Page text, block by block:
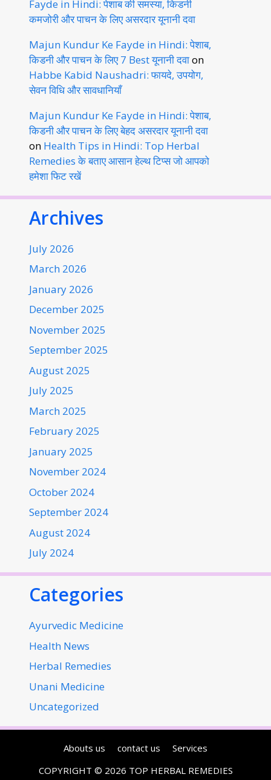
Fayde in Hindi: पेशाब की समस्या, किडनी
कमजोरी और पाचन के लिए असरदार यूनानी दवा
Majun Kundur Ke Fayde in Hindi: पेशाब,
किडनी और पाचन के लिए 7 Best यूनानी दवाon
Habbe Kabid Naushadri: फायदे, उपयोग,
सेवन विधि और सावधानियाँ
Majun Kundur Ke Fayde in Hindi: पेशाब,
किडनी और पाचन के लिए बेहद असरदार यूनानी दवा
on Health Tips in Hindi: Top Herbal
Remedies के बताए आसान हेल्थ टिप्स जो आपको
हमेशा फिट रखें
Archives
July 2026
March 2026
January 2026
December 2025
November 2025
September 2025
August 2025
July 2025
March 2025
February 2025
January 2025
November 2024
October 2024
September 2024
August 2024
July 2024
Categories
Ayurvedic Medicine
Health News
Herbal Remedies
Unani Medicine
Uncategorized
Abouts us contact us
Services
COPYRIGHT © 2026 TOP HERBAL REMEDIES